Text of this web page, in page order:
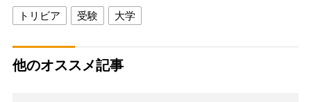
トリビア 受験 大学
他のオススメ記事